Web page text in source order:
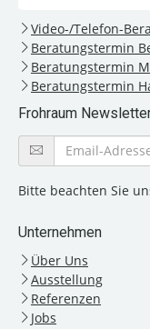
Video-/Telefon-
Beratungstermin
Beratungstermin
Beratungstermin
Frohraum
Bitte beachten Sie
Unternehmen
Über Uns
Ausstellung
Referenzen
Jobs